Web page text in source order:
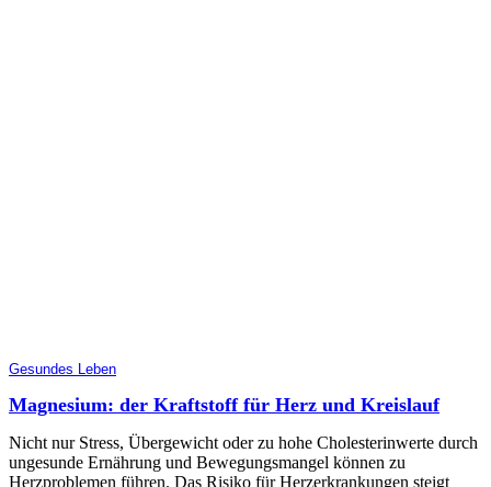
Gesundes Leben
Magnesium: der Kraftstoff für Herz und Kreislauf
Nicht nur Stress, Übergewicht oder zu hohe Cholesterinwerte durch
ungesunde Ernährung und Bewegungsmangel können zu
Herzproblemen führen. Das Risiko für Herzerkrankungen steigt